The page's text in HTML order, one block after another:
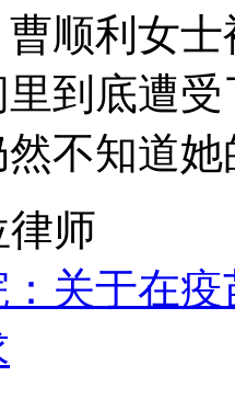
顺利女
到底遭
不知道
律师
关于在